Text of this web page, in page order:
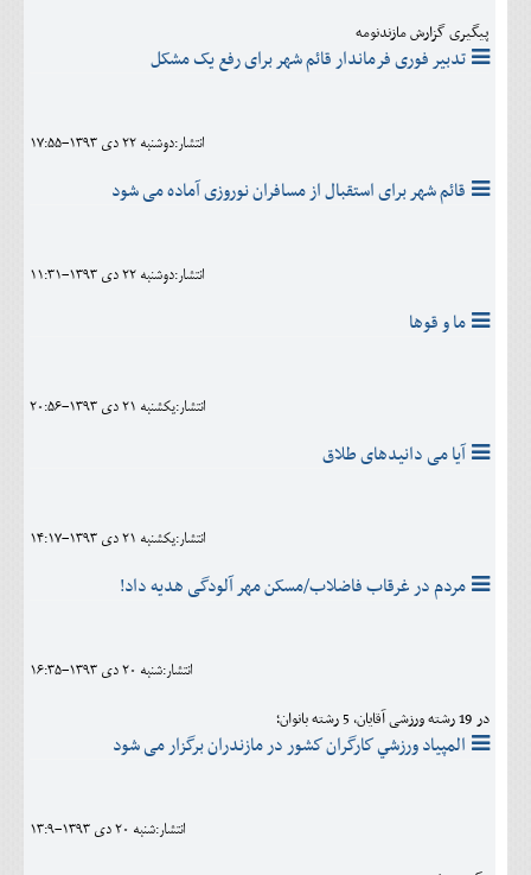
پیگیری گزارش مازندنومه
تدبیر فوری فرماندار قائم شهر برای رفع یک مشکل
انتشار:دوشنبه 22 دی 1393-17:55
قائم شهر برای استقبال از مسافران نوروزی آماده می شود
انتشار:دوشنبه 22 دی 1393-11:31
ما و قوها
انتشار:يکشنبه 21 دی 1393-20:56
آیا می دانیدهای طلاق
انتشار:يکشنبه 21 دی 1393-14:17
مردم در غرقاب فاضلاب/مسکن مهر آلودگی هدیه داد!
انتشار:شنبه 20 دی 1393-16:35
در 19 رشته ورزشی آقايان، 5 رشته بانوان؛
المپياد ورزشي كارگران كشور در مازندران برگزار می شود
انتشار:شنبه 20 دی 1393-13:9